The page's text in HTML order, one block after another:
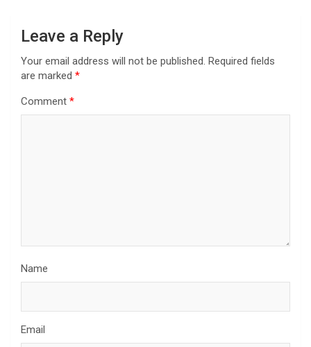
Leave a Reply
Your email address will not be published. Required fields
are marked *
Comment *
Name
Email